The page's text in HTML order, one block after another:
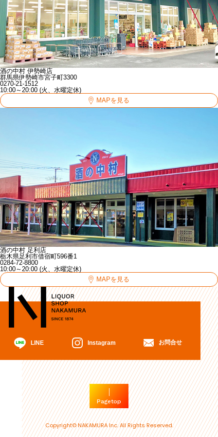
酒の中村 伊勢崎店
群馬県伊勢崎市宮子町3300
0270-21-1512
10:00～20:00 (火、水曜定休)
MAPを見る
酒の中村 足利店
栃木県足利市借宿町596番1
0284-72-8800
10:00～20:00 (火、水曜定休)
MAPを見る
LINE Instagram お問合せ
Pagetop
Copyright© NAKAMURA Inc. All Rights Reserved.